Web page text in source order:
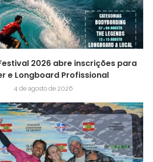
2026 abre inscrições para
e Longboard Profissional
4 de agosto de 2026